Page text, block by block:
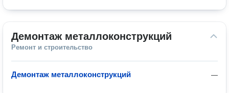
Демонтаж металлоконструкций
Ремонт и строительство
—
Демонтаж металлоконструкций